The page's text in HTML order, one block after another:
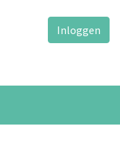
Inloggen